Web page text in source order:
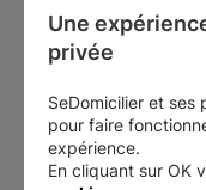
Location auto-
Lycée
technologique
Lycée
Lycée
Une
privée
SeDomicilier et ses
pour faire
expérience.
En cliquant sur OK